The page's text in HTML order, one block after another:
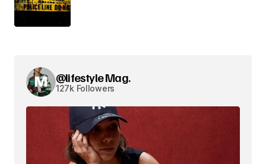
@lifestyle Mag.
127k Followers